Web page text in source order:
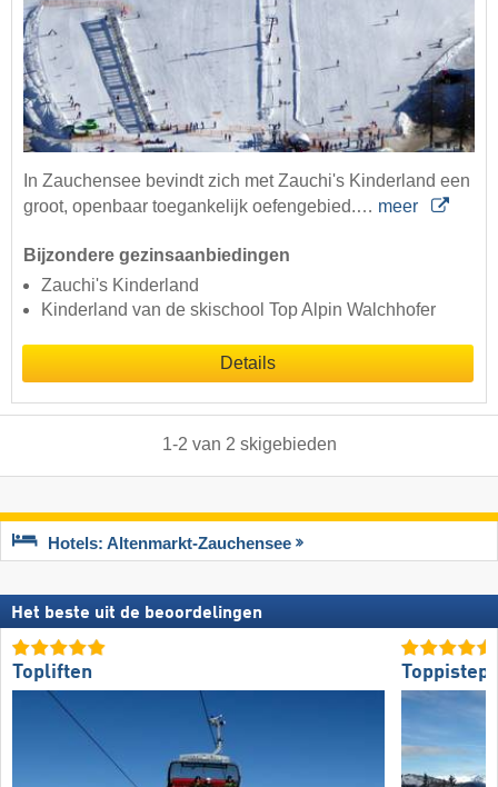
In Zauchensee bevindt zich met Zauchi's Kinderland een
groot, openbaar toegankelijk oefengebied.… meer
Bijzondere gezinsaanbiedingen
Zauchi's Kinderland
Kinderland van de skischool Top Alpin Walchhofer
Details
1-2 van 2 skigebieden
Hotels: Altenmarkt-Zauchensee
Het beste uit de beoordelingen
Topliften